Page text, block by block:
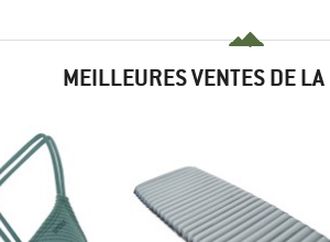
MEILLEURES VENTES DE